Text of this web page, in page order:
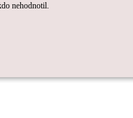
nehodnotil.